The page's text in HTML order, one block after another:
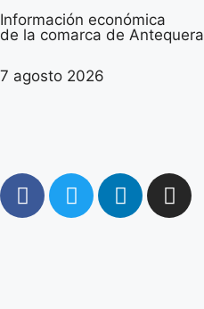
Información económica
de la comarca de Antequera
7 agosto 2026